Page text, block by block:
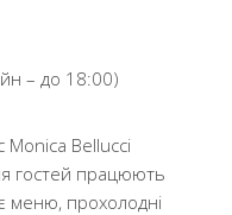
– до 18:00)
Monica Bellucci
гостей працюють
меню, прохолодні